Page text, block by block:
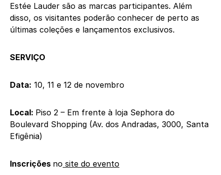
Estée Lauder são as marcas participantes. Além
disso, os visitantes poderão conhecer de perto as
últimas coleções e lançamentos exclusivos.
SERVIÇO
Data: 10, 11 e 12 de novembro
Local: Piso 2 – Em frente à loja Sephora do
Boulevard Shopping (Av. dos Andradas, 3000, Santa
Efigênia)
Inscrições no site do evento